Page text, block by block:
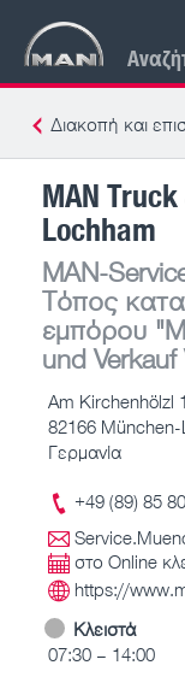
Διακοπή και
MAN
Lochham
MAN-
Τόπος
εμπόρου
und
Am Kirchenhölzl 1
82166
Γερμανία
+49 (89) 85
στο Online
https://
Κλειστά
07:30 – 14:00